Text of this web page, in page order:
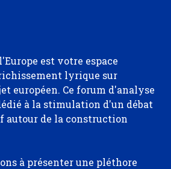
est votre espace
lyrique sur
européen. Ce forum d'analyse
à la stimulation d'un débat
autour de la construction
à présenter une pléthore